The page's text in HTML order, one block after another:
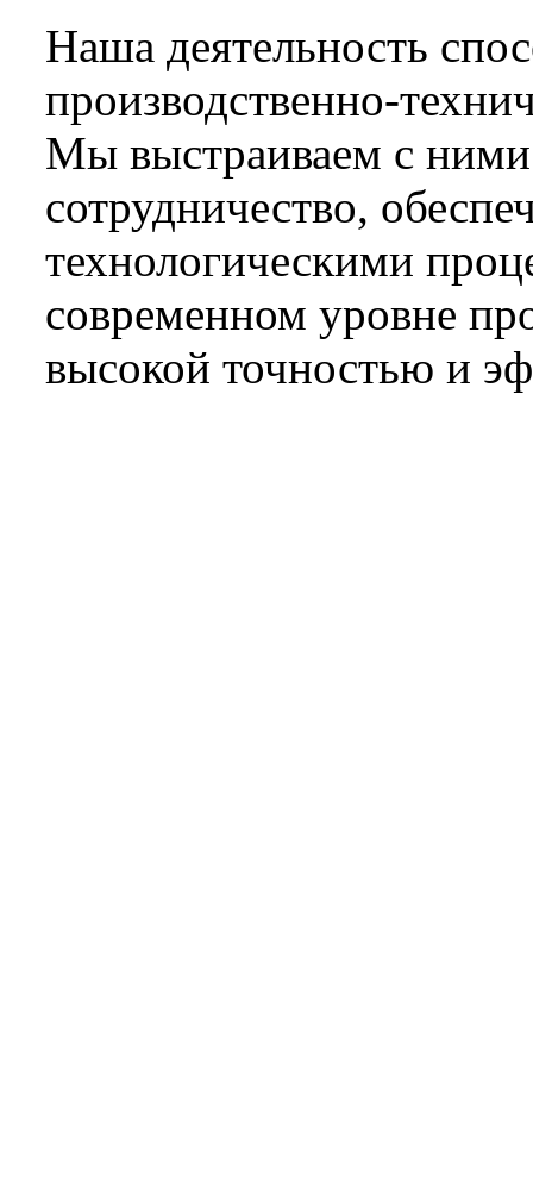
Наша деятельность
производственно-
Мы выстраиваем с ними
сотрудничество,
технологическими
современном уровне
высокой точностью и